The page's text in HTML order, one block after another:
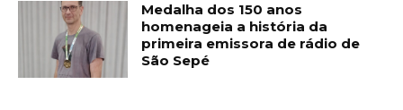
Medalha dos 150 anos
homenageia a história da
primeira emissora de rádio de
São Sepé